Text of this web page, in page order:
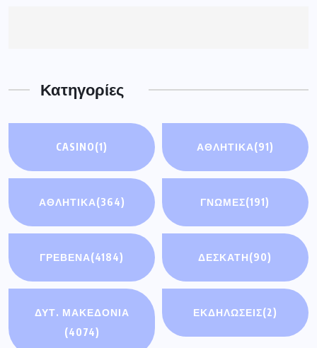
Κατηγορίες
CASINO(1) ΑΘΛΗΤΙΚΆ(91)
ΑΘΛΗΤΙΚΑ(364) ΓΝΩΜΕΣ(191)
ΓΡΕΒΕΝΑ(4184) ΔΕΣΚΑΤΗ(90)
ΔΥΤ. ΜΑΚΕΔΟΝΙΑ
(4074)
ΕΚΔΗΛΩΣΕΙΣ(2)